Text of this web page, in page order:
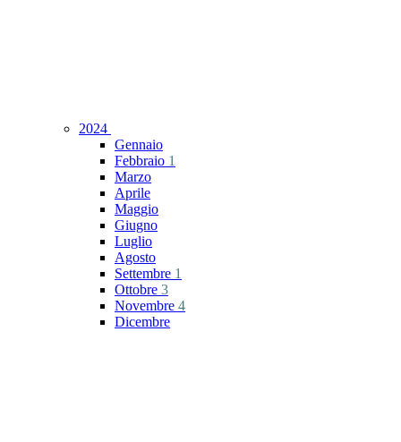
2024
Gennaio
Febbraio 1
Marzo
Aprile
Maggio
Giugno
Luglio
Agosto
Settembre 1
Ottobre 3
Novembre 4
Dicembre